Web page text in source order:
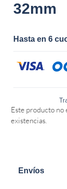
32mm
Hasta en 6
Este producto no
existencias.
Envíos